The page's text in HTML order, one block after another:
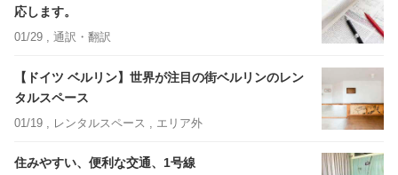
応します。
01/29 , 通訳・翻訳
【ドイツ ベルリン】世界が注目の街ベルリンのレン
タルスペース
01/19 , レンタルスペース , エリア外
住みやすい、便利な交通、1号線